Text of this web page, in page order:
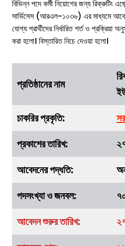
বিভিন্ন পদে কর্মী নিয়োগের জন্য রিক্রুটিং
সার্ভিসেস (আরএল-১০৩৬) এর মাধ্যমে
যোগ্য প্রার্থীদের নির্ধারিত শর্ত ও
করা হলো। বিস্তারিত নিচে দেওয়া হলো।
প্রতিষ্ঠানের নাম
চাকরিরপ্রকৃতি:
প্রকাশের তারিখ:
আবেদনের পদ্ধতি:
পদসংখ্যা ও জনবল:
আবেদন শুরুর তারিখ: